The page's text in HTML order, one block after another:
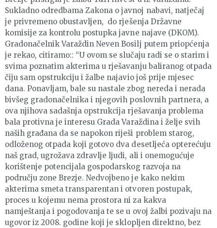
Sukladno odredbama Zakona o javnoj nabavi, natječaj
je privremeno obustavljen, do rješenja Državne
komisije za kontrolu postupka javne najave (DKOM).
Gradonačelnik Varaždin Neven Bosilj putem priopćenja
je rekao, citiramo:: “U ovom se slučaju radi se o starim i
svima poznatim akterima u rješavanju baliranog otpada
čiju sam opstrukciju i žalbe najavio još prije mjesec
dana. Ponavljam, bale su nastale zbog nereda i nerada
bivšeg gradonačelnika i njegovih poslovnih partnera, a
ova njihova sadašnja opstrukcija rješavanja problema
bala protivna je interesu Grada Varaždina i želje svih
naših građana da se napokon riješi problem starog,
odloženog otpada koji gotovo dva desetljeća opterećuju
naš grad, ugrožava zdravlje ljudi, ali i onemogućuje
korištenje potencijala gospodarskog razvoja na
području zone Brezje. Nedvojbeno je kako nekim
akterima smeta transparentan i otvoren postupak,
proces u kojemu nema prostora ni za kakva
namještanja i pogodovanja te se u ovoj žalbi pozivaju na
ugovor iz 2008. godine koji je sklopljen direktno, bez